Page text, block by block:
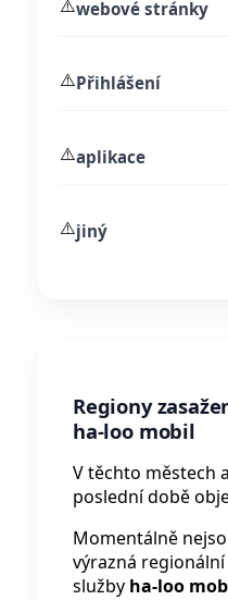
⚠️webové stránky
⚠️Přihlášení
⚠️aplikace
⚠️jiný
Regiony
ha-loo mobil
V těchto městech
poslední době
Momentálně
výrazná
služby ha-loo